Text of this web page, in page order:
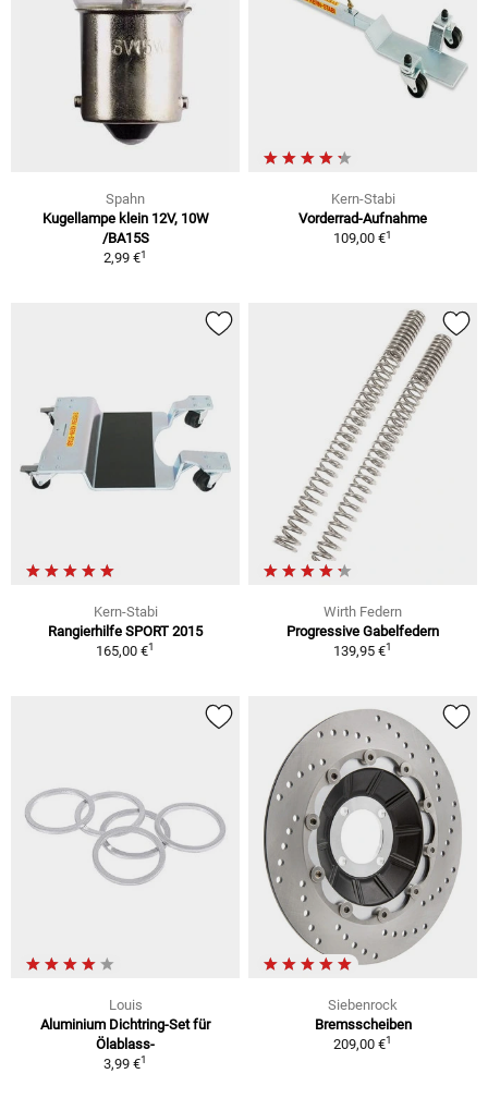
Spahn
Kugellampe klein 12V, 10W
/BA15S
2,99 €1
Kern-Stabi
Vorderrad-Aufnahme
109,00 €1
Kern-Stabi
Rangierhilfe SPORT 2015
165,00 €1
Wirth Federn
Progressive Gabelfedern
139,95 €1
Louis
Aluminium Dichtring-Set für
Ölablass-
3,99 €1
Siebenrock
Bremsscheiben
209,00 €1